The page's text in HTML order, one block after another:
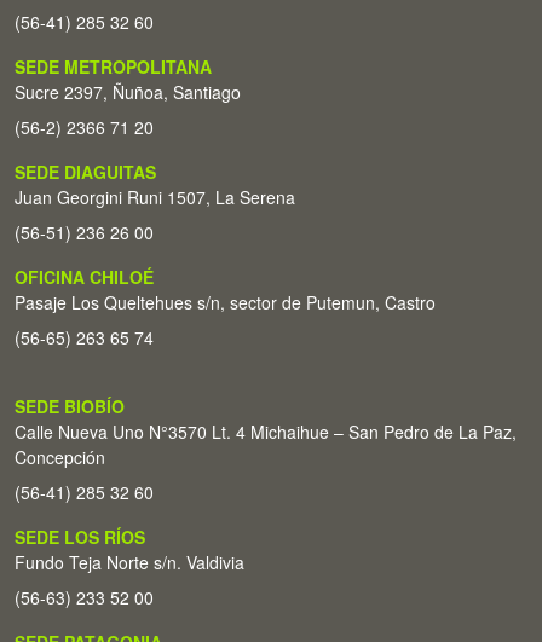
(56-41) 285 32 60
SEDE METROPOLITANA
Sucre 2397, Ñuñoa, Santiago
(56-2) 2366 71 20
SEDE DIAGUITAS
Juan Georgini Runi 1507, La Serena
(56-51) 236 26 00
OFICINA CHILOÉ
Pasaje Los Queltehues s/n, sector de Putemun, Castro
(56-65) 263 65 74
SEDE BIOBÍO
Calle Nueva Uno N°3570 Lt. 4 Michaihue – San Pedro de La Paz,
Concepción
(56-41) 285 32 60
SEDE LOS RÍOS
Fundo Teja Norte s/n. Valdivia
(56-63) 233 52 00